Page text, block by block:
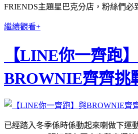
FRIENDS主題星巴克分店，粉絲們必
繼續觀看+
【LINE你一齊跑
BROWNIE齊齊挑
已經踏入冬季係時係動起來喇做下運